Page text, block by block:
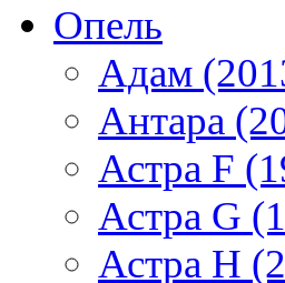
Опель
Адам
Антара
Астра F
Астра G
Астра H